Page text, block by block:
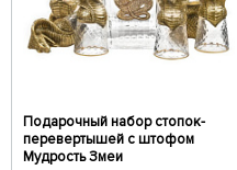
Подарочный набор стопок-
перевертышей c штофом
Мудрость Змеи